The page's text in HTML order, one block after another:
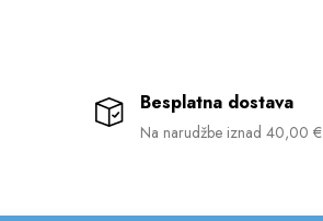
Besplatna dostava
Na narudžbe iznad 40,00 €